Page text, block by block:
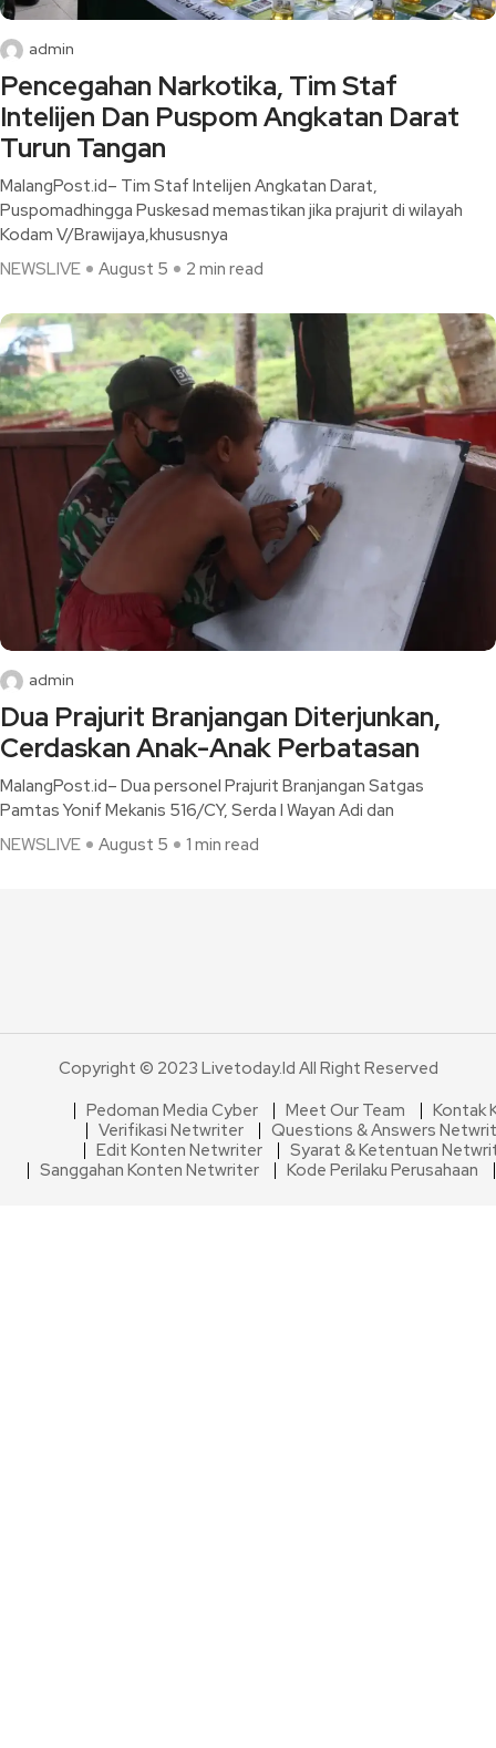
admin
Pencegahan Narkotika, Tim Staf
Intelijen Dan Puspom Angkatan Darat
Turun Tangan
MalangPost.id– Tim Staf Intelijen Angkatan Darat,
Puspomadhingga Puskesad memastikan jika prajurit di wilayah
Kodam V/Brawijaya,khususnya
NEWSLIVE
August 5 2 min read
admin
Dua Prajurit Branjangan Diterjunkan,
Cerdaskan Anak-Anak Perbatasan
MalangPost.id– Dua personel Prajurit Branjangan Satgas
Pamtas Yonif Mekanis 516/CY, Serda I Wayan Adi dan
NEWSLIVE
August 5 1 min read
Copyright © 2023 Livetoday.id All Right Reserved
Pedoman Media Cyber
Meet Our Team
Kontak
Verifikasi Netwriter
Questions & Answers
Edit Konten Netwriter
Syarat & Ketentuan
Sanggahan Konten Netwriter
Kode Perilaku Perusahaan